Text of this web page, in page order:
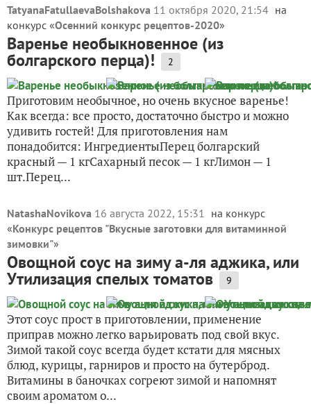
TatyanaFatullaevaBolshakova 11 октября 2020, 21:54 на
конкурс «Осенний конкурс рецептов-2020»
Варенье необыкновенное (из
болгарского перца)! 2
Приготовим необычное, но очень вкусное варенье!
Как всегда: все просто, достаточно быстро и можно
удивить гостей! Для приготовления нам
понадобится: ИнгредиентыПерец болгарский
красный — 1 кгСахарный песок — 1 кгЛимон — 1
шт.Перец...
NatashaNovikova 16 августа 2022, 15:31 на конкурс
«Конкурс рецептов "Вкусные заготовки для витаминной
зимовки"»
Овощной соус на зиму а-ля аджика, или
Утилизация спелых томатов 9
Этот соус прост в приготовлении, применение
приправ можно легко варьировать под свой вкус.
Зимой такой соус всегда будет кстати для мясных
блюд, курицы, гарниров и просто на бутерброд.
Витамины в баночках согреют зимой и напомнят
своим ароматом о...